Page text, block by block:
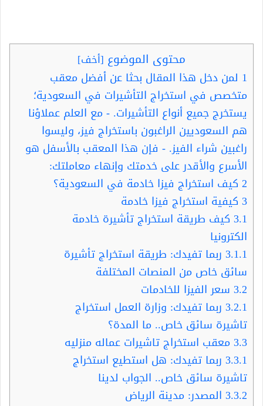
محتوى الموضوع [أخف]
1 لمن دخل هذا المقال بحثا عن أفضل معقب
متخصص في استخراج التأشيرات في السعودية؛
يستخرج جميع أنواع التأشيرات. - مع العلم عملاؤنا
هم السعوديين الراغبون باستخراج فيز، وليسوا
راغبين شراء الفيز. - فإن هذا المعقب بالأسفل هو
الأسرع والأقدر على خدمتك وإنهاء معاملتك:
2 كيف استخراج فيزا خادمة في السعودية؟
3 كيفية استخراج فيزا خادمة
3.1 كيف طريقة استخراج تأشيرة خادمة
الكترونيا
3.1.1 ربما تفيدك: طريقة استخراج تأشيرة
سائق خاص من المنصات المختلفة
3.2 سعر الفيزا للخادمات
3.2.1 ربما تفيدك: وزارة العمل استخراج
تاشيرة سائق خاص.. ما المدة؟
3.3معقب استخراج تاشيرات عماله منزليه
3.3.1 ربما تفيدك: هل استطيع استخراج
تاشيرة سائق خاص.. الجواب لدينا
3.3.2 المصدر: مدينة الرياض